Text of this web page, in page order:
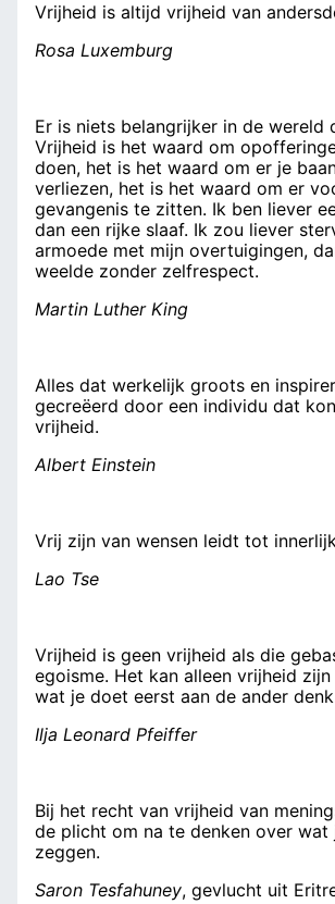
Vrijheid is altijd vrijheid van
Rosa Luxemburg
Er is niets belangrijker in de wereld
Vrijheid is het waard om
doen, het is het waard om er je
verliezen, het is het waard om er
gevangenis te zitten. Ik ben liever
dan een rijke slaaf. Ik zou liever
armoede met mijn overtuigingen,
weelde zonder zelfrespect.
Martin Luther King
Alles dat werkelijk groots en
gecreëerd door een individu dat
vrijheid.
Albert Einstein
Vrij zijn van wensen leidt tot
Lao Tse
Vrijheid is geen vrijheid als die
egoisme. Het kan alleen vrijheid
wat je doet eerst aan de ander
Ilja Leonard Pfeiffer
Bij het recht van vrijheid van
de plicht om na te denken over wat
zeggen.
Saron Tesfahuney, gevlucht uit